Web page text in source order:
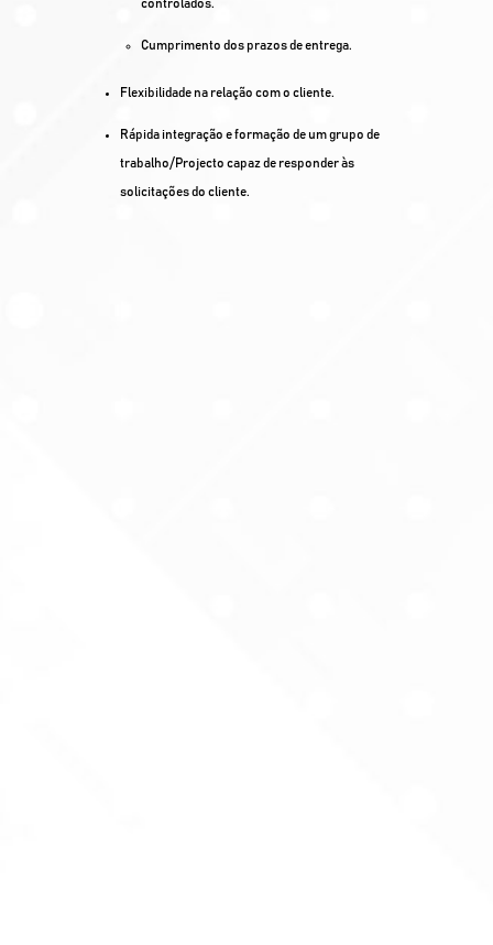
controlados.
Cumprimento dos prazos de entrega.
Flexibilidade na relação com o cliente.
Rápida integração e formação de um grupo de
trabalho/Projecto capaz de responder às
solicitações do cliente.